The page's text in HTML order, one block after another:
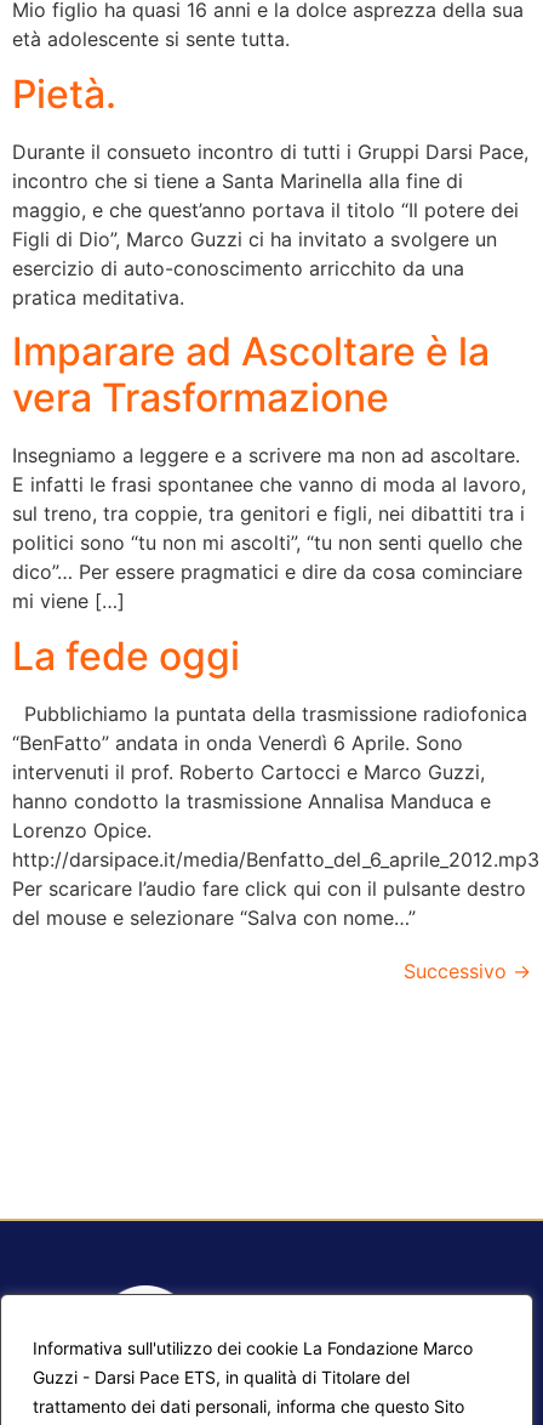
Informativa sull'utilizzo dei cookie La Fondazione Marco
Guzzi - Darsi Pace ETS, in qualità di Titolare del
trattamento dei dati personali, informa che questo Sito
Mio figlio ha quasi 16 anni e la dolce asprezza della sua
età adolescente si sente tutta.
Pietà.
Durante il consueto incontro di tutti i Gruppi Darsi Pace,
incontro che si tiene a Santa Marinella alla fine di
maggio, e che quest’anno portava il titolo “Il potere dei
Figli di Dio”, Marco Guzzi ci ha invitato a svolgere un
esercizio di auto-conoscimento arricchito da una
pratica meditativa.
Imparare ad Ascoltare è la
vera Trasformazione
Insegniamo a leggere e a scrivere ma non ad ascoltare.
E infatti le frasi spontanee che vanno di moda al lavoro,
sul treno, tra coppie, tra genitori e figli, nei dibattiti tra i
politici sono “tu non mi ascolti”, “tu non senti quello che
dico”… Per essere pragmatici e dire da cosa cominciare
mi viene […]
La fede oggi
Pubblichiamo la puntata della trasmissione radiofonica
“BenFatto” andata in onda Venerdì 6 Aprile. Sono
intervenuti il prof. Roberto Cartocci e Marco Guzzi,
hanno condotto la trasmissione Annalisa Manduca e
Lorenzo Opice.
http://darsipace.it/media/Benfatto_del_6_aprile_2012.mp3
Per scaricare l’audio fare click qui con il pulsante destro
del mouse e selezionare “Salva con nome…”
Successivo →